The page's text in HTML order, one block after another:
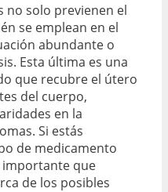
no solo previenen el
se emplean en el
abundante o
Esta última es una
que recubre el útero
del cuerpo,
en la
Si estás
de medicamento
importante que
de los posibles